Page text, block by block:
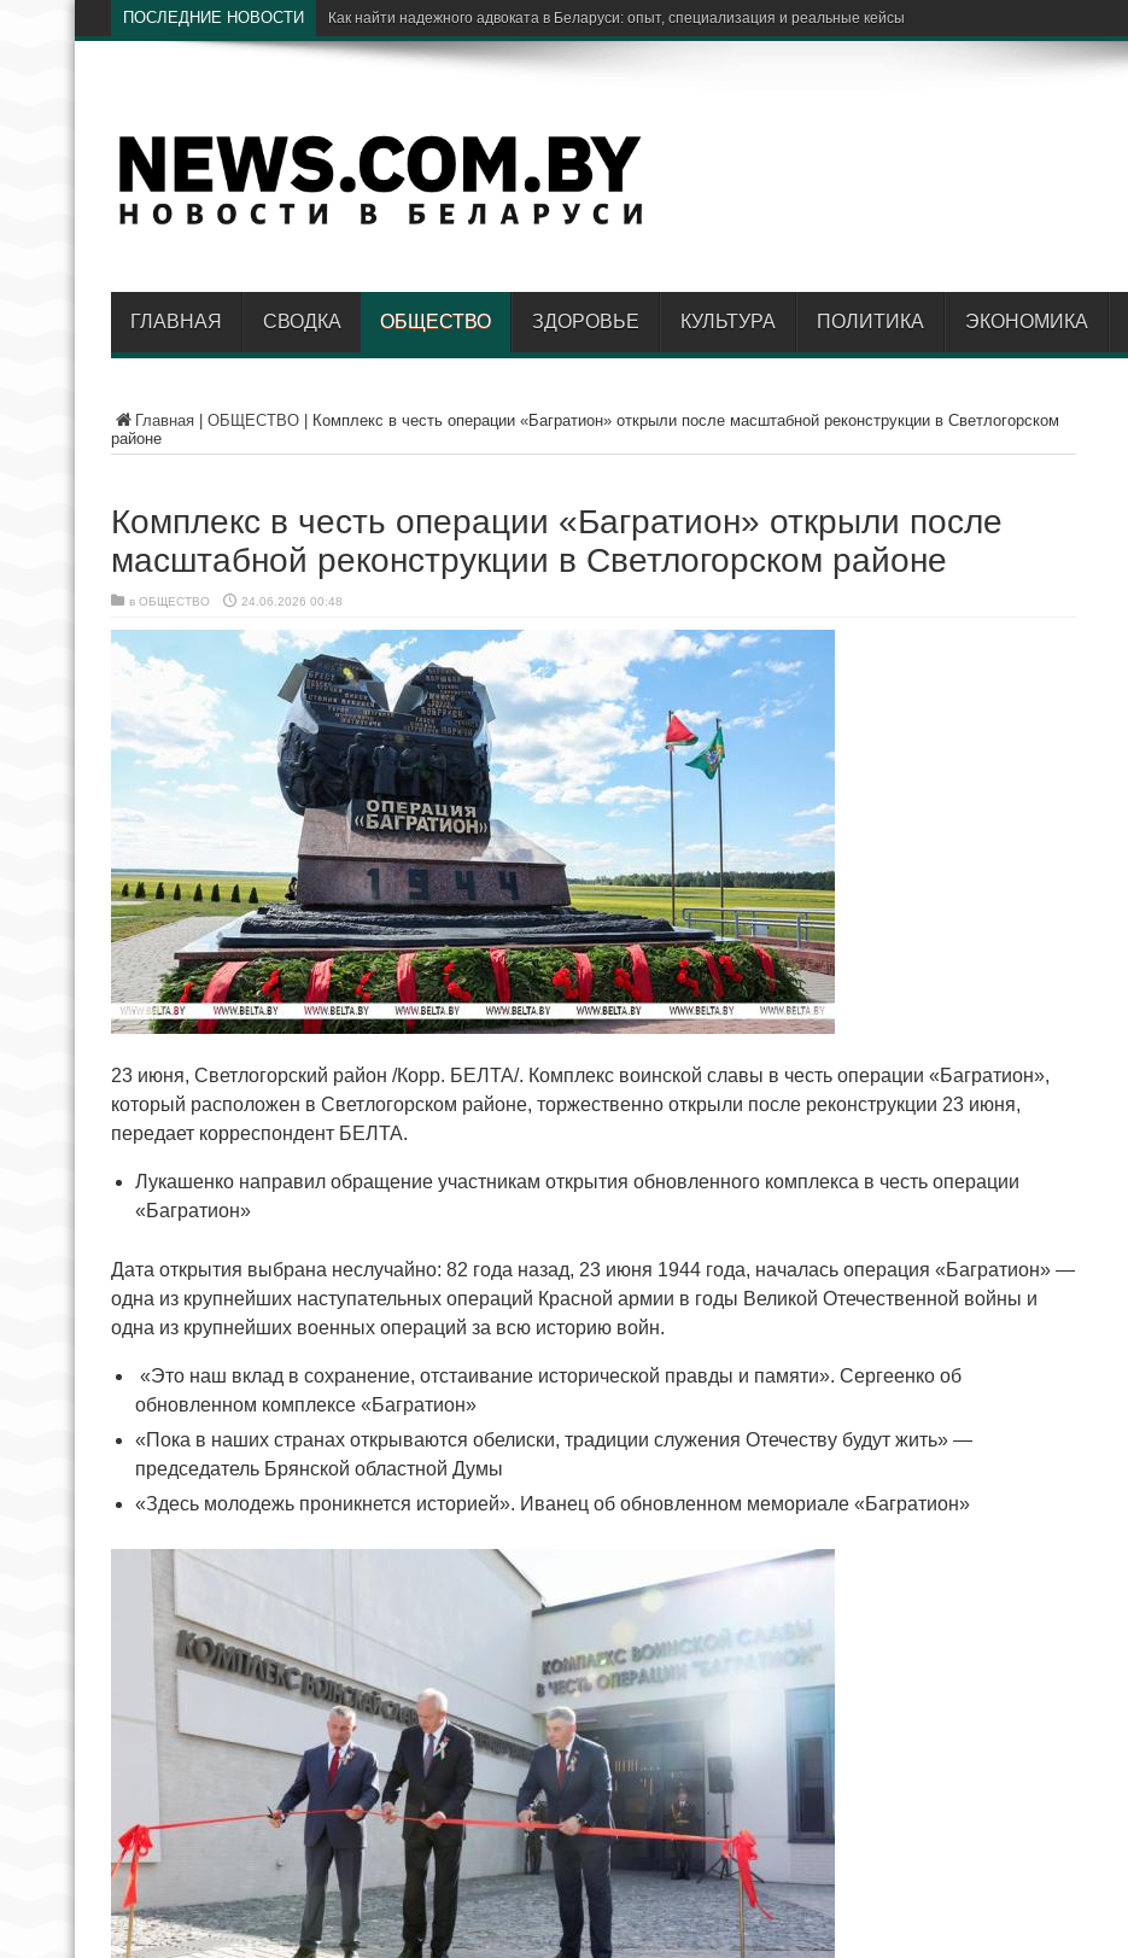
ПОСЛЕДНИЕ НОВОСТИ Электрический транспорт: как электробусы
ГЛАВНАЯ СВОДКА ОБЩЕСТВО ЗДОРОВЬЕ КУЛЬТУРА ПОЛИТИКА ЭКОНОМИКА
Главная ОБЩЕСТВО
Комплекс в честь операции «Багратион» открыли после масштабной реконструкции в Светлогорском
районе
Комплекс в честь операции «Багратион» открыли после
масштабной реконструкции в Светлогорском районе
в ОБЩЕСТВО 24.06.2026 00:48
23 июня, Светлогорский район /Корр. БЕЛТА/. Комплекс воинской славы в честь операции «Багратион»,
который расположен в Светлогорском районе, торжественно открыли после реконструкции 23 июня,
передает корреспондент БЕЛТА.
Лукашенко направил обращение участникам открытия обновленного комплекса в честь операции
«Багратион»
Дата открытия выбрана неслучайно: 82 года назад, 23 июня 1944 года, началась операция «Багратион» —
одна из крупнейших наступательных операций Красной армии в годы Великой Отечественной войны и
одна из крупнейших военных операций за всю историю войн.
«Это наш вклад в сохранение, отстаивание исторической правды и памяти». Сергеенко об
обновленном комплексе «Багратион»
«Пока в наших странах открываются обелиски, традиции служения Отечеству будут жить» —
председатель Брянской областной Думы
«Здесь молодежь проникнется историей». Иванец об обновленном мемориале «Багратион»